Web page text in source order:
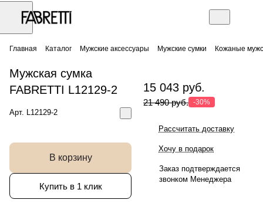
Главная Каталог Мужские аксессуары Мужские сумки Кожаные
Мужская сумка
FABRETTI L12129-2
Арт. L12129-2
В корзину
Купить в 1 клик
15 043 руб.
21 490 руб. -30%
Рассчитать доставку
Хочу в подарок
Заказ подтверждается
звонком Менеджера